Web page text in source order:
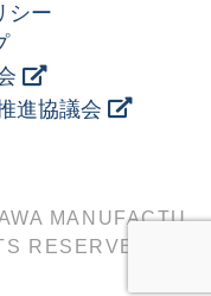
シー
進協議会
MANUFACTU
RESERVED.